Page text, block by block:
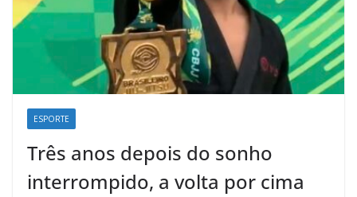
ESPORTE
Três anos depois do sonho
interrompido, a volta por cima